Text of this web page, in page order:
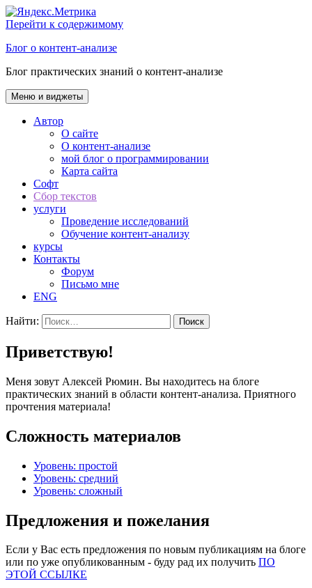
Перейти к содержимому
Блог о контент-анализе
Блог практических знаний о контент-анализе
Меню и виджеты
Автор
О сайте
О контент-анализе
мой блог о программировании
Карта сайта
Софт
Сбор текстов
услуги
Проведение исследований
Обучение контент-анализу
курсы
Контакты
Форум
Письмо мне
ENG
Найти:
Приветствую!
Меня зовут Алексей Рюмин. Вы находитесь на блоге
практических знаний в области контент-анализа. Приятного
прочтения материала!
Сложность материалов
Уровень: простой
Уровень: средний
Уровень: сложный
Предложения и пожелания
Если у Вас есть предложения по новым публикациям на блоге
или по уже опубликованным - буду рад их получить ПО
ЭТОЙ ССЫЛКЕ